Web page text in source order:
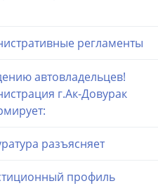
регламенты
автовладельцев!
г.Ак-Довурак
разъясняет
профиль